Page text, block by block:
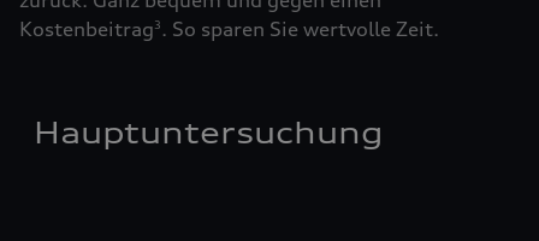
Kostenbeitrag3. So sparen Sie wertvolle Zeit.
Hauptuntersuchung